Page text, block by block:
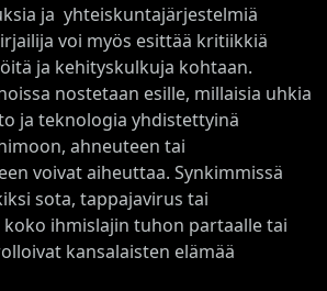
ja yhteiskuntajärjestelmiä
voi myös esittää kritiikkiä
ja kehityskulkuja kohtaan.
nostetaan esille, millaisia uhkia
ja teknologia yhdistettyinä
ahneuteen tai
voivat aiheuttaa. Synkimmissä
sota, tappajavirus tai
ihmislajin tuhon partaalle tai
kansalaisten elämää